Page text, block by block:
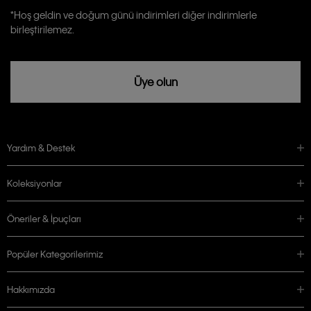
Calvin Klein tarafından kişisel verilerimin yurtdışına aktarılmasına açık
rızam vardır
*Hoş geldin ve doğum günü indirimleri diğer indirimlerle
birleştirilemez.
Üye olun
Yardım & Destek
Koleksiyonlar
Öneriler & İpuçları
Popüler Kategorilerimiz
Hakkımızda